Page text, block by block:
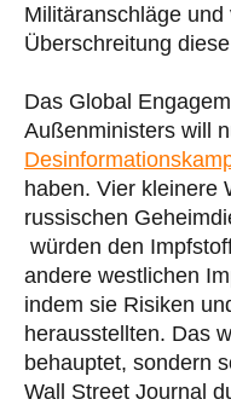
Militäranschläge
Überschreitung
Das Global
Außenministers will
haben. Vier kleinere
russischen
würden den
andere westlichen
indem sie Risiken
herausstellten. Das
behauptet, sondern
Wall Street Journal